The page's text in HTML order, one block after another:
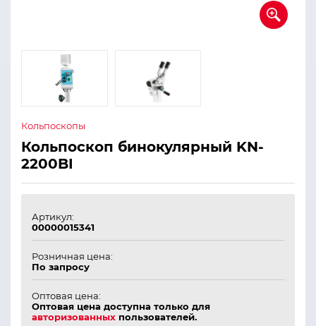
Кольпоскопы
Кольпоскоп бинокулярный KN-
2200BI
Артикул:
00000015341
Розничная цена:
По запросу
Оптовая цена:
Оптовая цена доступна только для
авторизованных пользователей.